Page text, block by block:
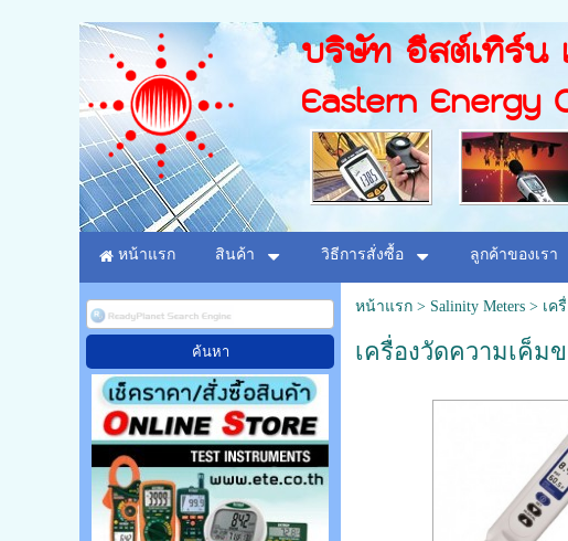
บริษัท อีสต์เทิร์น
Eastern Energy
หน้าแรก สินค้า วิธีการสั่งซื้อ ลูกค้าของเรา
หน้าแรก> Salinity Meters> เค
เครื่องวัดความเค็มข